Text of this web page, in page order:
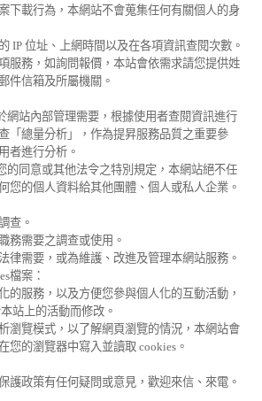
下載行為，本網站不會蒐集任何有關個人的身
IP 位址、上網時間以及在各項資訊查閱次數。
服務，如詢問報價，本站會依需求請您提供姓
件信箱及所屬機關。
網站內部管理需要，根據使用者查閱資訊進行
「總量分析」，作為提昇服務品質之重要參
者進行分析。
的同意或其他法令之特別規定，本網站絕不任
您的個人資料給其他團體、個人或私人企業。
查。
務需要之調查或使用。
律需要，或為維護、改進及管理本網站服務。
檔案：
的服務，以及方便您參與個人化的互動活動，
站上的活動而修改。
瀏覽模式，以了解網頁瀏覽的情況，本網站會
您的瀏覽器中寫入並讀取 cookies。
護政策有任何疑問或意見，歡迎來信、來電。